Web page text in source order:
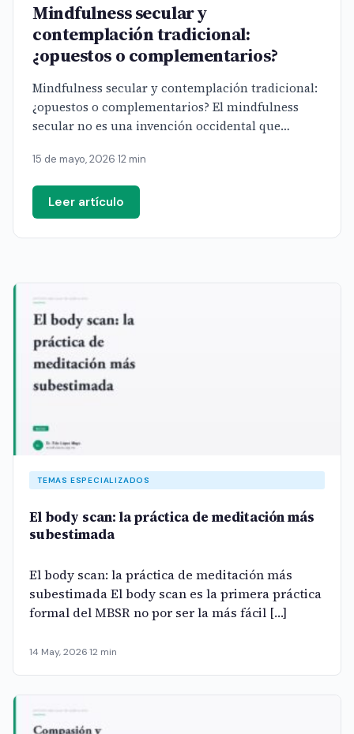
Mindfulness secular y
contemplación tradicional:
¿opuestos o complementarios?
Mindfulness secular y contemplación tradicional:
¿opuestos o complementarios? El mindfulness
secular no es una invención occidental que
[…]
15 de mayo, 2026 12 min
Leer artículo
TEMAS ESPECIALIZADOS
El body scan: la práctica de meditación más
subestimada
El body scan: la práctica de meditación más
subestimada El body scan es la primera práctica
formal del MBSR no por ser la más fácil […]
14 May, 202612 min